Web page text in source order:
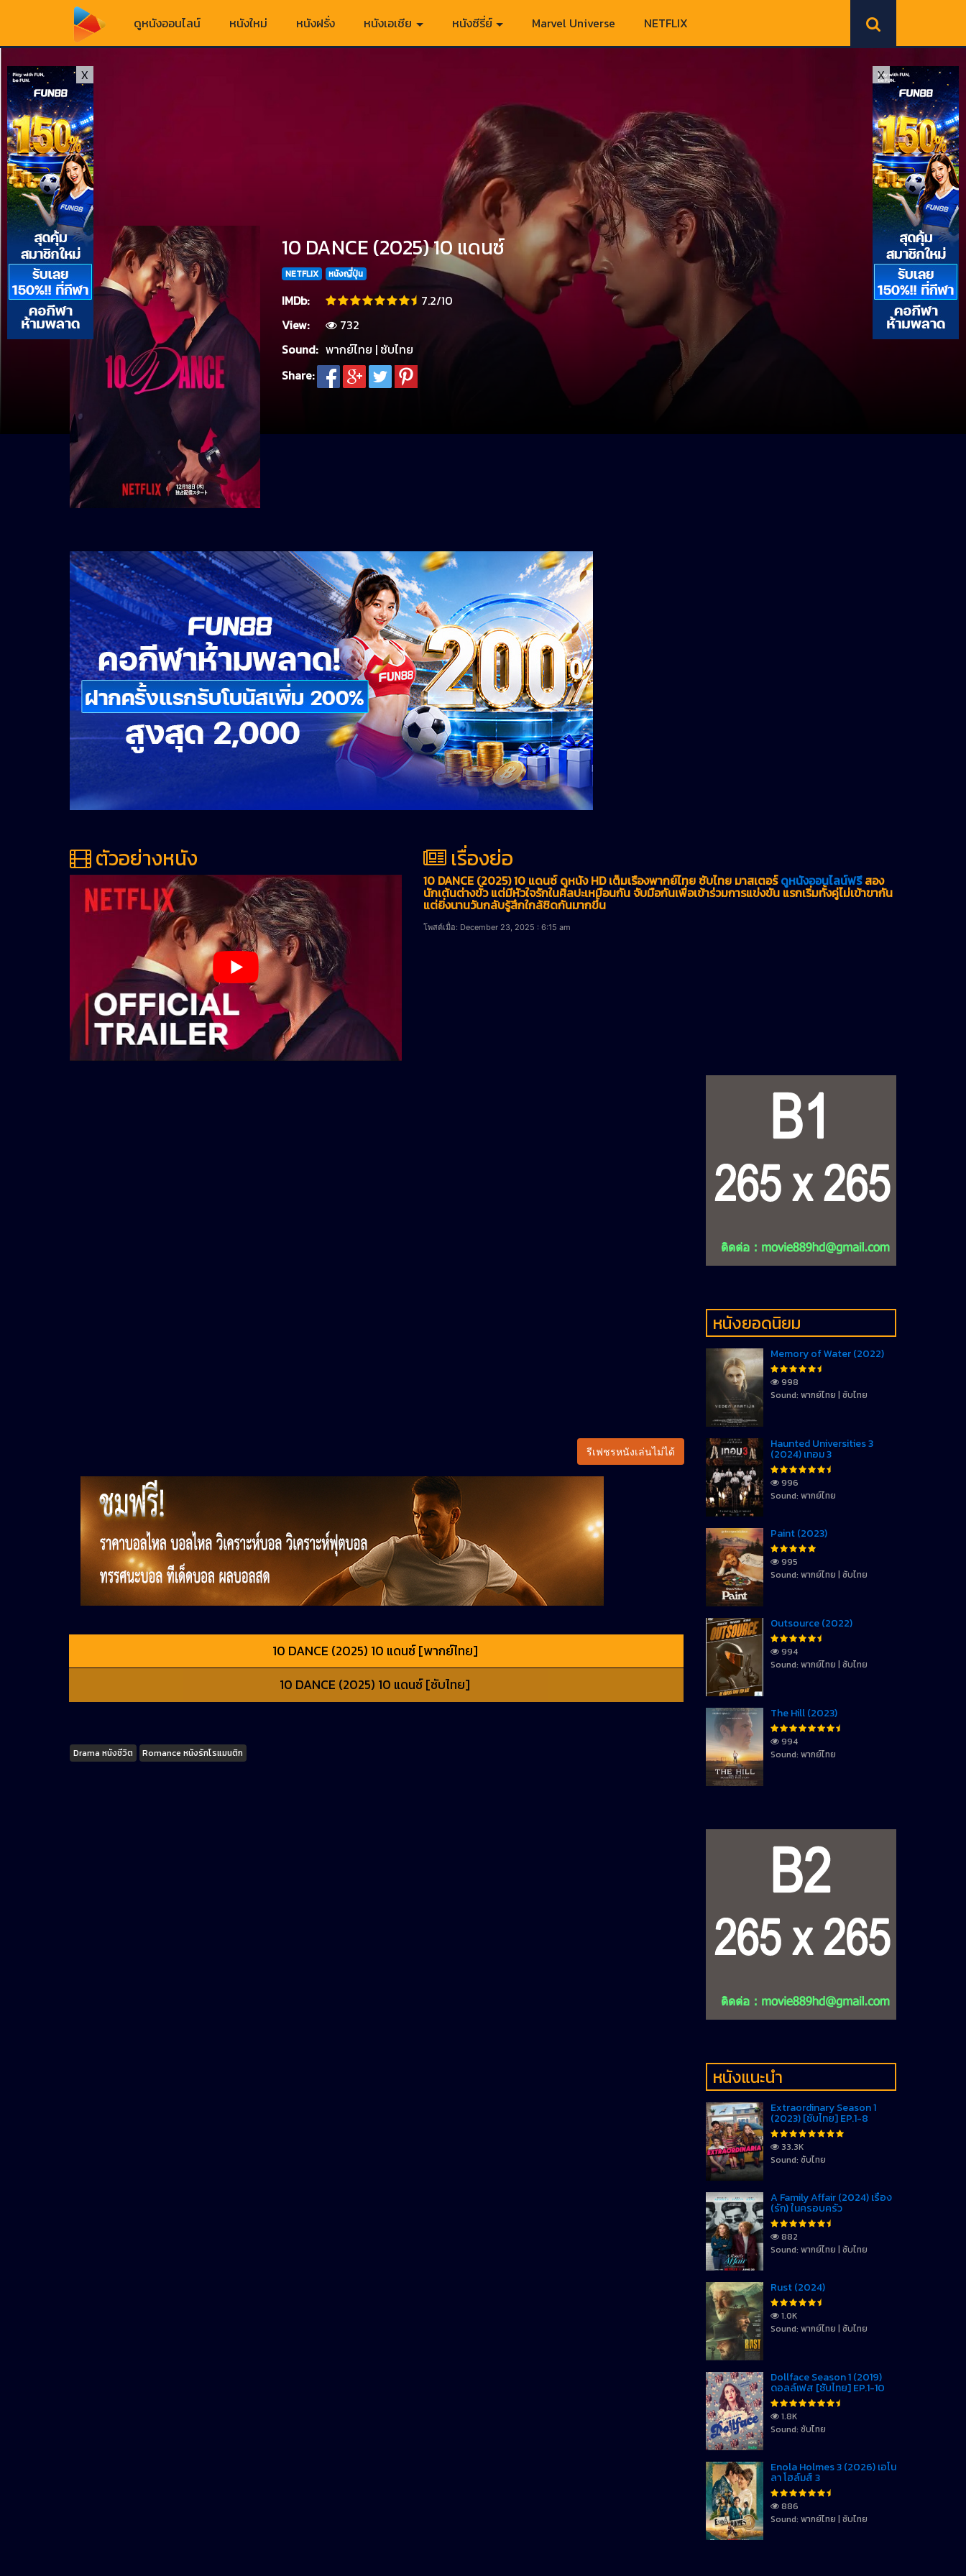
ดูหนังออนไลน์ หนังใหม่ หนังฝรั่ง หนังเอเชีย หนังซีรี่ย์ Marvel Universe NETFLIX
10 DANCE (2025) 10 แดนซ์
NETFLIX หนังญี่ปุ่น
IMDb:
7.2/10
View:
732
Sound: พากย์ไทย | ซับไทย
Share:
ตัวอย่างหนัง เรื่องย่อ
10 DANCE (2025) 10 แดนซ์ ดูหนัง HD เต็มเรื่องพากย์ไทย ซับไทย มาสเตอร์ดูหนังออนไลน์ฟรีสอง
นักเต้นต่างขั้ว แต่มีหัวใจรักในศิลปะเหมือนกัน จับมือกันเพื่อเข้าร่วมการแข่งขัน แรกเริ่มทั้งคู่ไม่เข้าขากัน
แต่ยิ่งนานวันกลับรู้สึกใกล้ชิดกันมากขึ้น
โพสต์เมื่อ: December 23, 2025 : 6:15 am
รีเฟชรหนังเล่นไม่ได้
10 DANCE (2025) 10 แดนซ์ [พากย์ไทย]
10 DANCE (2025) 10 แดนซ์ [ซับไทย]
Tags
Drama หนังชีวิต Romance หนังรักโรแมนติก
หนังยอดนิยม
Memory of Water (2022)
998
Sound: พากย์ไทย | ซับไทย
Haunted Universities 3
(2024) เทอม 3
996
Sound: พากย์ไทย
Paint (2023)
995
Sound: พากย์ไทย | ซับไทย
Outsource (2022)
994
Sound: พากย์ไทย | ซับไทย
The Hill (2023)
994
Sound: พากย์ไทย
หนังแนะนำ
Extraordinary Season 1
(2023) [ซับไทย] EP.1-8
33.3K
Sound: ซับไทย
A Family Affair (2024) เรื่อง
(รัก) ในครอบครัว
882
Sound: พากย์ไทย | ซับไทย
Rust (2024)
1.0K
Sound: พากย์ไทย | ซับไทย
Dollface Season 1 (2019)
ดอลล์เฟส [ซับไทย] EP.1-10
1.8K
Sound: ซับไทย
Enola Holmes 3 (2026) เอโน
ลา โฮล์มส์ 3
886
Sound: พากย์ไทย | ซับไทย
X X